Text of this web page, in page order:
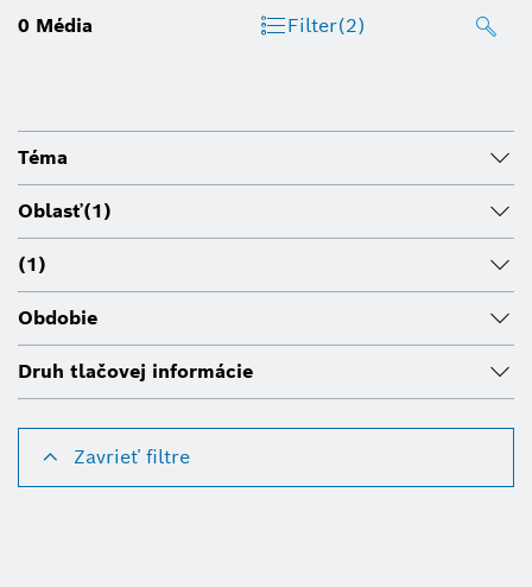
0 Média Filter(2)
Téma
Oblasť(1)
(1)
Obdobie
Druh tlačovej informácie
Zavrieť filtre